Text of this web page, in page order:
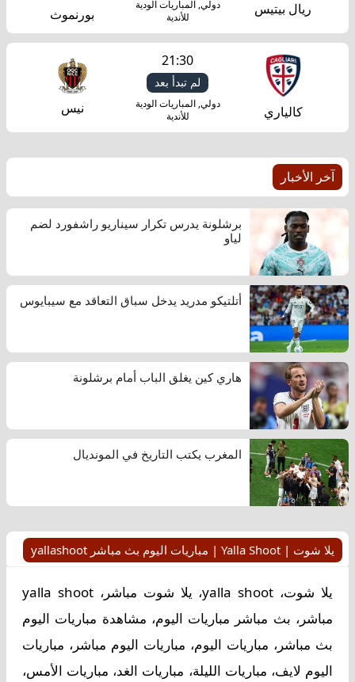
ريال بيتيس
دولي, المباريات الودية
للأندية
بورنموث
كالياري
21:30
لم تبدأ بعد
دولي, المباريات الودية
للأندية
نيس
آخر الأخبار
برشلونة يدرس تكرار سيناريو راشفورد لضم
لياو
أتلتيكو مدريد يدخل سباق التعاقد مع سيبايوس
هاري كين يغلق الباب أمام برشلونة
المغرب يكتب التاريخ في المونديال
يلا شوت | Yalla Shoot | مباريات اليوم بث مباشر yallashoot
يلا شوت، yalla shoot، يلا شوت مباشر، yalla shoot
مباشر، بث مباشر مباريات اليوم، مشاهدة مباريات اليوم
بث مباشر، مباريات اليوم، مباريات اليوم مباشر، مباريات
اليوم لايف، مباريات الليلة، مباريات الغد، مباريات الأمس،